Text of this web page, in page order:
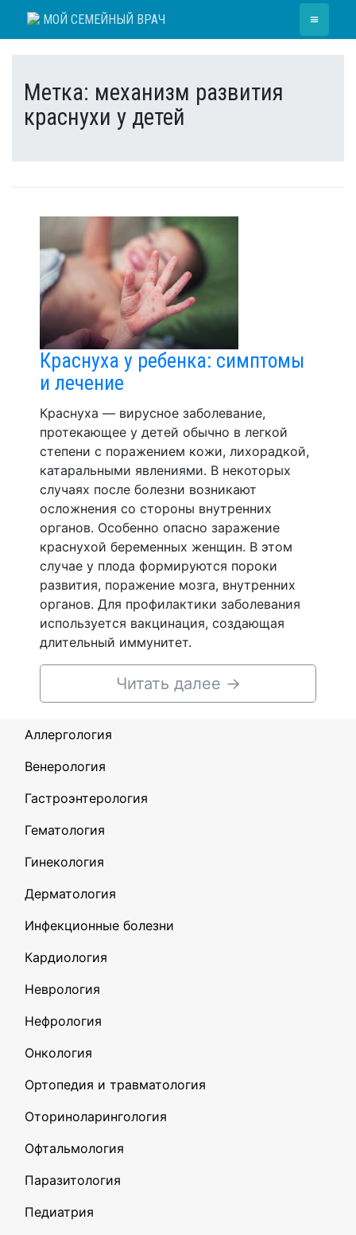
МОЙ СЕМЕЙНЫЙ ВРАЧ ≡
Метка: механизм развития
краснухи у детей
Краснуха у ребенка: симптомы
и лечение
Краснуха — вирусное заболевание,
протекающее у детей обычно в легкой
степени с поражением кожи, лихорадкой,
катаральными явлениями. В некоторых
случаях после болезни возникают
осложнения со стороны внутренних
органов. Особенно опасно заражение
краснухой беременных женщин. В этом
случае у плода формируются пороки
развития, поражение мозга, внутренних
органов. Для профилактики заболевания
используется вакцинация, создающая
длительный иммунитет.
Читать далее →
Аллергология
Венерология
Гастроэнтерология
Гематология
Гинекология
Дерматология
Инфекционные болезни
Кардиология
Неврология
Нефрология
Онкология
Ортопедия и травматология
Оториноларингология
Офтальмология
Паразитология
Педиатрия